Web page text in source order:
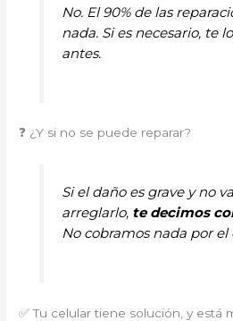
No. El 90% de las
nada. Si es necesario, te
antes.
❓ ¿Y si no se puede reparar?
Si el daño es grave y no
arreglarlo, te decimos
No cobramos nada por el
✅ Tu celular tiene solución, y está